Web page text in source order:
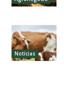
Notícias